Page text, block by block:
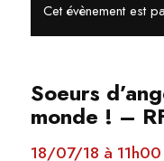
Cet évènement est
Soeurs
monde ! –
18/07/18 à 11h00